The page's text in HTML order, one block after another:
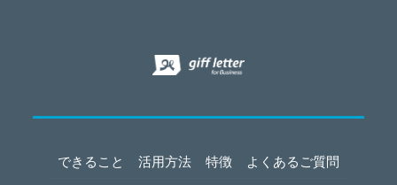
できること 活用方法 特徴 よくあるご質問